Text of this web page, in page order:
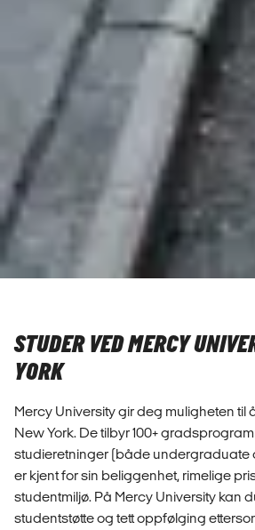
STUDER VED MERCY
YORK
Mercy University gir deg muligheten til
New York. De tilbyr 100+
studieretninger (både undergraduate
er kjent for sin beliggenhet, rimelige
studentmiljø. På Mercy University kan
studentstøtte og tett oppfølging